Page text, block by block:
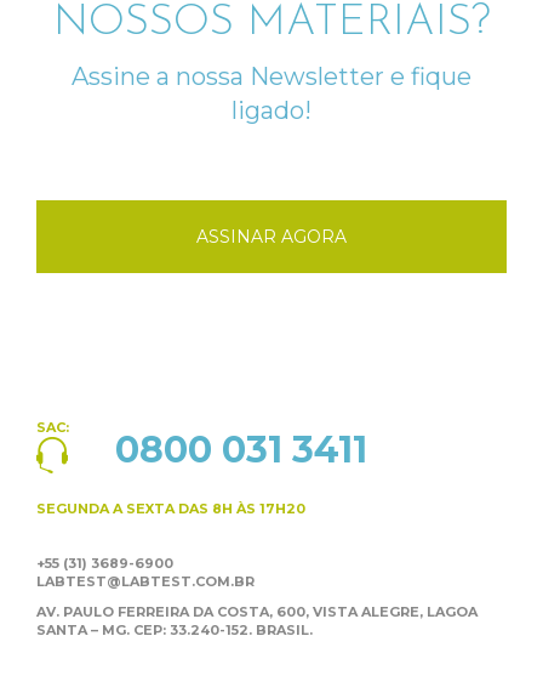
NOSSOS MATERIAIS?
Assine a nossa Newsletter e fique
ligado!
ASSINAR AGORA
SAC: 0800 031 3411
SEGUNDA A SEXTA DAS 8H ÀS 17H20
+55 (31) 3689-6900
LABTEST@LABTEST.COM.BR
AV. PAULO FERREIRA DA COSTA, 600, VISTA ALEGRE, LAGOA
SANTA – MG. CEP: 33.240-152. BRASIL.